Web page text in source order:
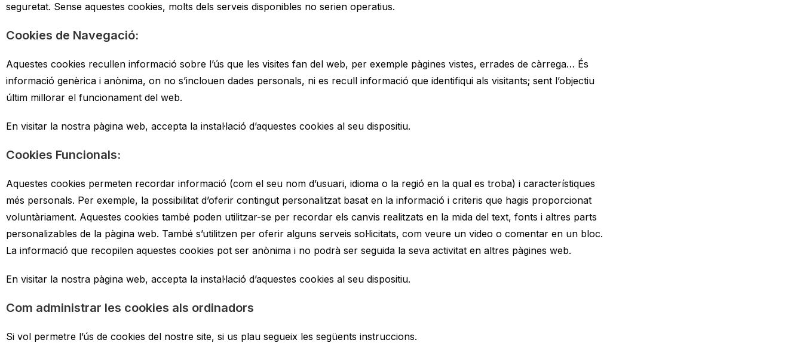
seguretat. Sense aquestes cookies, molts dels serveis disponibles no serien operatius.
Cookies de Navegació:
Aquestes cookies recullen informació sobre l’ús que les visites fan del web, per exemple pàgines vistes, errades de càrrega… És
informació genèrica i anònima, on no s’inclouen dades personals, ni es recull informació que identifiqui als visitants; sent l’objectiu
últim millorar el funcionament del web.
En visitar la nostra pàgina web, accepta la instal·lació d’aquestes cookies al seu dispositiu.
Cookies Funcionals:
Aquestes cookies permeten recordar informació (com el seu nom d’usuari, idioma o la regió en la qual es troba) i característiques
més personals. Per exemple, la possibilitat d’oferir contingut personalitzat basat en la informació i criteris que hagis proporcionat
voluntàriament. Aquestes cookies també poden utilitzar-se per recordar els canvis realitzats en la mida del text, fonts i altres parts
personalizables de la pàgina web. També s’utilitzen per oferir alguns serveis sol·licitats, com veure un video o comentar en un bloc.
La informació que recopilen aquestes cookies pot ser anònima i no podrà ser seguida la seva activitat en altres pàgines web.
En visitar la nostra pàgina web, accepta la instal·lació d’aquestes cookies al seu dispositiu.
Com administrar les cookies als ordinadors
Si vol permetre l’ús de cookies del nostre site, si us plau segueix les següents instruccions.